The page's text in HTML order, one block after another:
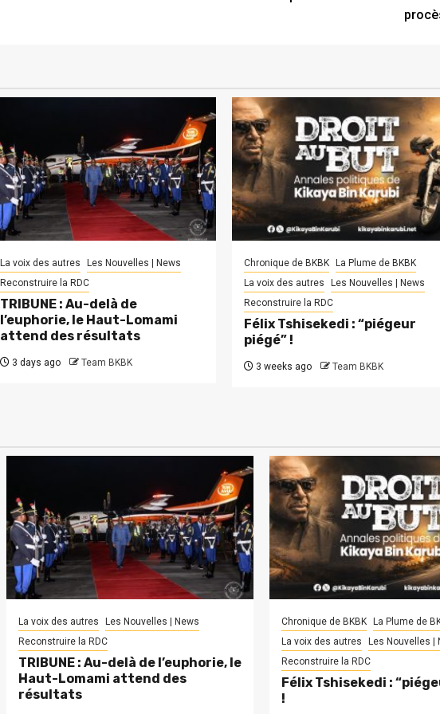
La voix des autres
Les Nouvelles | News
Reconstruire la RDC
TRIBUNE : Au-delà de
l’euphorie, le Haut-Lomami
attend des résultats
3 days ago Team BKBK
Chronique de BKBK
La Plume de BKBK
La voix des autres
Les Nouvelles | News
Reconstruire la RDC
Félix Tshisekedi : “piégeur
piégé” !
3 weeks ago Team BKBK
La voix des autres
Les Nouvelles | News
Reconstruire la RDC
TRIBUNE : Au-delà de l’euphorie, le
Haut-Lomami attend des
résultats
Chronique de BKBK
La Plume de
La voix des autres
Les Nouvelles |
Reconstruire la RDC
Félix Tshisekedi :
!